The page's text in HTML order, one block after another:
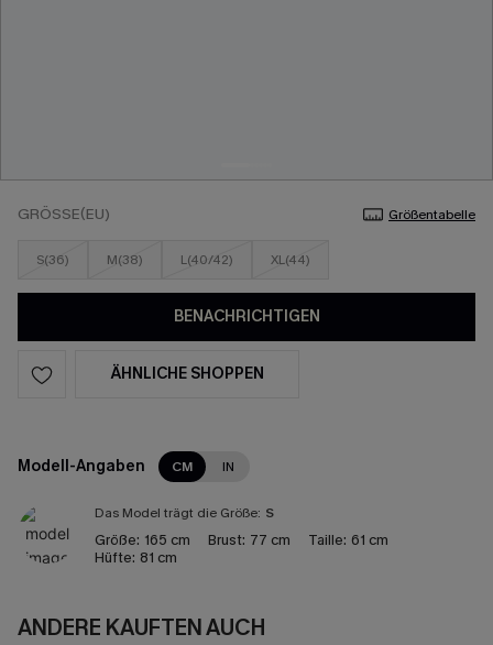
GRÖSSE(EU) Größentabelle
S(36) M(38) L(40/42) XL(44)
BENACHRICHTIGEN
ÄHNLICHE SHOPPEN
Modell-Angaben CM IN
Das Model trägt die Größe: S
Größe: 165 cm Brust: 77 cm Taille: 61 cm
Hüfte: 81 cm
ANDERE KAUFTEN AUCH